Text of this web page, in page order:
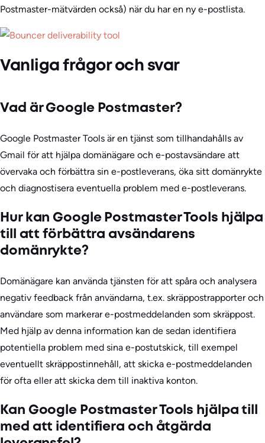
Postmaster-mätvärden också) när du har en ny e-postlista.
Vanliga frågor och svar
Vad är Google Postmaster?
Google Postmaster Tools är en tjänst som tillhandahålls av
Gmail för att hjälpa domänägare och e-postavsändare att
övervaka och förbättra sin e-postleverans, öka sitt domänrykte
och diagnostisera eventuella problem med e-postleverans.
Hur kan Google Postmaster Tools hjälpa
till att förbättra avsändarens
domänrykte?
Domänägare kan använda tjänsten för att spåra och analysera
negativ feedback från användarna, t.ex. skräppostrapporter och
användare som markerar e-postmeddelanden som skräppost.
Med hjälp av denna information kan de sedan identifiera
potentiella problem med sina e-postutskick, till exempel
eventuellt skräppostinnehåll, att skicka e-postmeddelanden
för ofta eller att skicka dem till inaktiva konton.
Kan Google Postmaster Tools hjälpa till
med att identifiera och åtgärda